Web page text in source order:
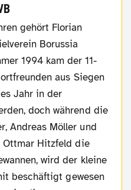
gehört Florian
Borussia
1994 kam der 11-
aus Siegen
Jahr in der
doch während die
Andreas Möller und
Ottmar Hitzfeld die
wird der kleine
beschäftigt gewesen